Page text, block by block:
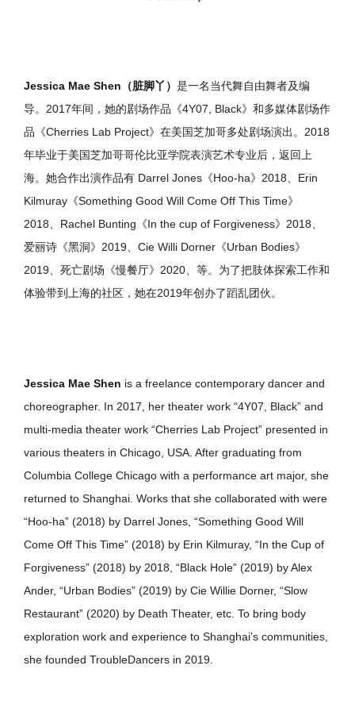
Jessica Mae Shen（脏脚丫） 是一名当代舞自由舞者及编
导。2017年间，她的剧场作品《4Y07, Black》和多媒体剧场作
品《Cherries Lab Project》在美国芝加哥多处剧场演出。2018
年毕业于美国芝加哥哥伦比亚学院表演艺术专业后，返回上
海。她合作出演作品有 Darrel Jones《Hoo-ha》2018、Erin
Kilmuray《Something Good Will Come Off This Time》
2018、Rachel Bunting《In the cup of Forgiveness》2018、
爱丽诗《黑洞》2019、Cie Willi Dorner《Urban Bodies》
2019、死亡剧场《慢餐厅》2020、等。为了把肢体探索工作和
体验带到上海的社区，她在2019年创办了蹈乱团伙。
Jessica Mae Shen is a freelance contemporary dancer and
choreographer. In 2017, her theater work “4Y07, Black” and
multi-media theater work “Cherries Lab Project” presented in
various theaters in Chicago, USA. After graduating from
Columbia College Chicago with a performance art major, she
returned to Shanghai. Works that she collaborated with were
“Hoo-ha” (2018) by Darrel Jones, “Something Good Will
Come Off This Time” (2018) by Erin Kilmuray, “In the Cup of
Forgiveness” (2018) by 2018, “Black Hole” (2019) by Alex
Ander, “Urban Bodies” (2019) by Cie Willie Dorner, “Slow
Restaurant” (2020) by Death Theater, etc. To bring body
exploration work and experience to Shanghai’s communities,
she founded TroubleDancers in 2019.